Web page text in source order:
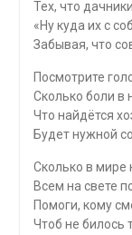
Тех, что
«Ну куда их с
Забывая, что
Посмотрите
Сколько боли в
Что найдётся
Будет нужной
Сколько в мире
Всем на свете
Помоги, кому
Чтоб не билось